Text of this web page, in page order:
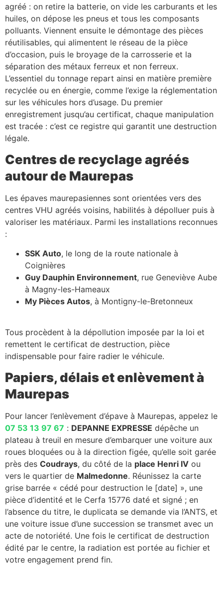
agréé : on retire la batterie, on vide les carburants et les
huiles, on dépose les pneus et tous les composants
polluants. Viennent ensuite le démontage des pièces
réutilisables, qui alimentent le réseau de la pièce
d’occasion, puis le broyage de la carrosserie et la
séparation des métaux ferreux et non ferreux.
L’essentiel du tonnage repart ainsi en matière première
recyclée ou en énergie, comme l’exige la réglementation
sur les véhicules hors d’usage. Du premier
enregistrement jusqu’au certificat, chaque manipulation
est tracée : c’est ce registre qui garantit une destruction
légale.
Centres de recyclage agréés
autour de Maurepas
Les épaves maurepasiennes sont orientées vers des
centres VHU agréés voisins, habilités à dépolluer puis à
valoriser les matériaux. Parmi les installations reconnues
:
SSK Auto, le long de la route nationale à
Coignières
Guy Dauphin Environnement, rue Geneviève Aube
à Magny-les-Hameaux
My Pièces Autos, à Montigny-le-Bretonneux
Tous procèdent à la dépollution imposée par la loi et
remettent le certificat de destruction, pièce
indispensable pour faire radier le véhicule.
Papiers, délais et enlèvement à
Maurepas
Pour lancer l’enlèvement d’épave à Maurepas, appelez le
07 53 13 97 67 : DEPANNE EXPRESSE dépêche un
plateau à treuil en mesure d’embarquer une voiture aux
roues bloquées ou à la direction figée, qu’elle soit garée
près des Coudrays, du côté de la place Henri IV ou
vers le quartier de Malmedonne. Réunissez la carte
grise barrée « cédé pour destruction le [date] », une
pièce d’identité et le Cerfa 15776 daté et signé ; en
l’absence du titre, le duplicata se demande via l’ANTS, et
une voiture issue d’une succession se transmet avec un
acte de notoriété. Une fois le certificat de destruction
édité par le centre, la radiation est portée au fichier et
votre engagement prend fin.